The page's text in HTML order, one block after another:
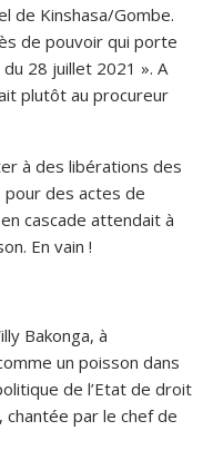
de Kinshasa/Gombe.
de pouvoir qui porte
28 juillet 2021 ». A
plutôt au procureur
à des libérations des
des actes de
cascade attendait à
En vain !
Bakonga, à
un poisson dans
de l’Etat de droit
chantée par le chef de